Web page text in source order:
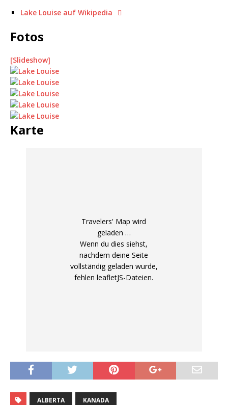
Lake Louise auf Wikipedia
Fotos
[Slideshow]
Karte
Travelers' Map wird
geladen …
Wenn du dies siehst,
nachdem deine Seite
vollständig geladen wurde,
fehlen leafletJS-Dateien.
ALBERTA KANADA